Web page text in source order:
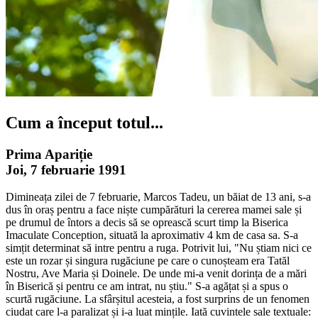
Cum a început totul...
Prima Apariție
Joi, 7 februarie 1991
Dimineața zilei de 7 februarie, Marcos Tadeu, un băiat de 13 ani, s-a
dus în oraș pentru a face niște cumpărături la cererea mamei sale și
pe drumul de întors a decis să se oprească scurt timp la Biserica
Imaculate Conception, situată la aproximativ 4 km de casa sa. S-a
simțit determinat să intre pentru a ruga. Potrivit lui, "Nu știam nici ce
este un rozar și singura rugăciune pe care o cunoșteam era Tatăl
Nostru, Ave Maria și Doinele. De unde mi-a venit dorința de a mări
în Biserică și pentru ce am intrat, nu știu." S-a agățat și a spus o
scurtă rugăciune. La sfârșitul acesteia, a fost surprins de un fenomen
ciudat care l-a paralizat și i-a luat mințile. Iată cuvintele sale textuale: